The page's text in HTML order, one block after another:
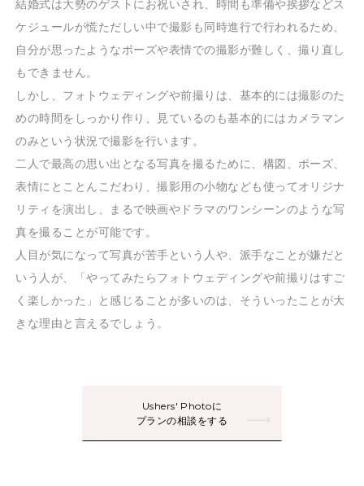
結婚式は大勢のゲストにお祝いされ、時間も準備や挨拶などス
ケジュールが慌ただしい中で撮影も同時進行で行われるため、
自分が思ったようなポーズや表情での撮影が難しく、撮り直し
もできません。
しかし、フォトウェディングや前撮りは、基本的には撮影のた
めの時間をしっかり作り、見ているのも基本的にはカメラマン
のみという状況で撮影を行います。
二人で最高の思い出となる写真を撮るために、構図、ポーズ、
表情にとことんこだわり、撮影用の小物なども使ってオリジナ
リティを演出し、まるで映画やドラマのワンシーンのような写
真を撮ることが可能です。
人目が気になって写真が苦手という人や、派手なことが嫌だと
いう人が、「やってみたらフォトウェディングや前撮りはすご
く楽しかった」と感じることが多いのは、そういったことが大
きな理由と言えるでしょう。
Ushers' Photoに
プランの相談をする